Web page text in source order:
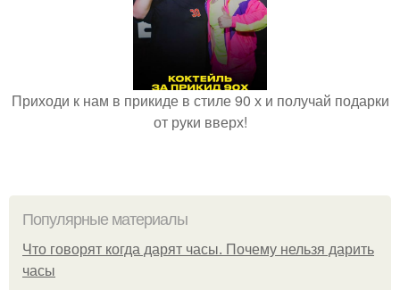
Приходи к нам в прикиде в стиле 90 х и получай подарки
от руки вверх!
Популярные материалы
Что говорят когда дарят часы. Почему нельзя дарить
часы